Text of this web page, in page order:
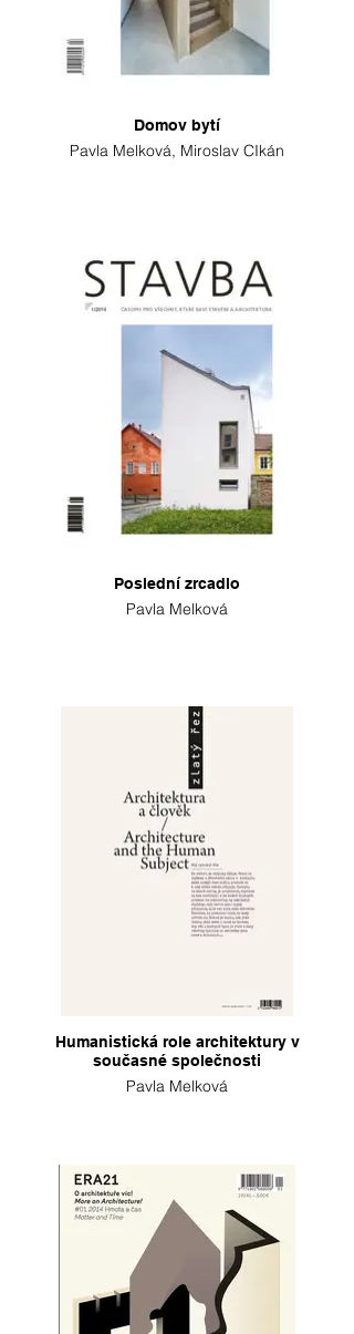
Domov bytí
Pavla Melková, Miroslav CIkán
Poslední zrcadlo
Pavla Melková
Humanistická role architektury v
současné společnosti
Pavla Melková